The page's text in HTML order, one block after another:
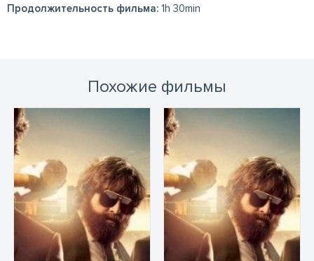
Продолжительность фильма: 1h 30min
Похожие фильмы